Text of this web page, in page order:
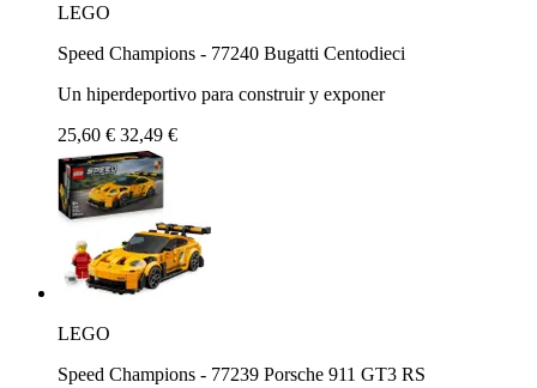
LEGO
Speed Champions - 77240 Bugatti Centodieci
Un hiperdeportivo para construir y exponer
25,60 € 32,49 €
LEGO
Speed Champions - 77239 Porsche 911 GT3 RS